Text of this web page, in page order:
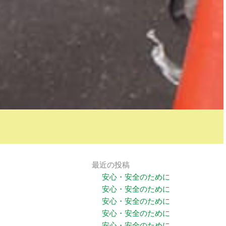
最近の投稿
安心・安全のために
安心・安全のために
安心・安全のために
安心・安全のために